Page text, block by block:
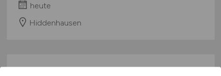
heute
Hiddenhausen